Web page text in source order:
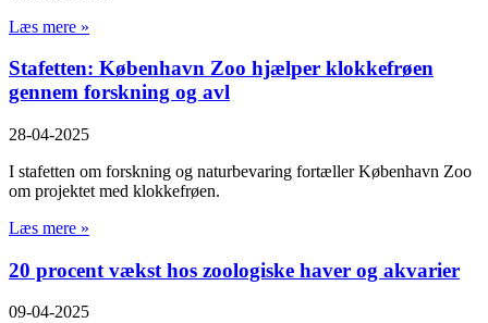
Læs mere »
Stafetten: København Zoo hjælper klokkefrøen
gennem forskning og avl
28-04-2025
I stafetten om forskning og naturbevaring fortæller København Zoo
om projektet med klokkefrøen.
Læs mere »
20 procent vækst hos zoologiske haver og akvarier
09-04-2025